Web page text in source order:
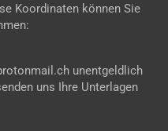
Koordinaten können Sie
unentgeldlich
uns Ihre Unterlagen